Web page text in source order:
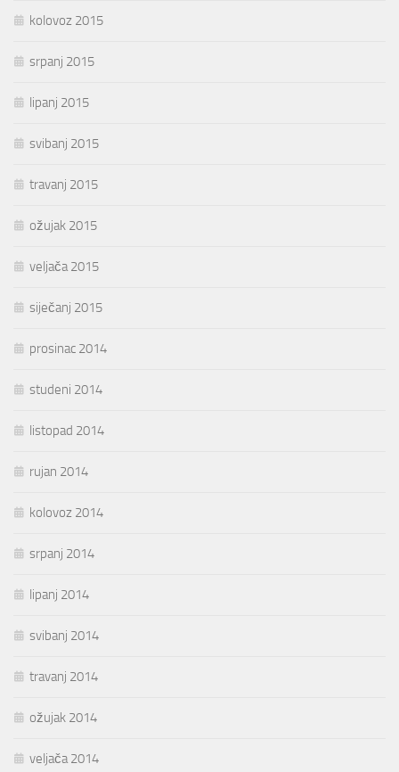
kolovoz 2015
srpanj 2015
lipanj 2015
svibanj 2015
travanj 2015
ožujak 2015
veljača 2015
siječanj 2015
prosinac 2014
studeni 2014
listopad 2014
rujan 2014
kolovoz 2014
srpanj 2014
lipanj 2014
svibanj 2014
travanj 2014
ožujak 2014
veljača 2014